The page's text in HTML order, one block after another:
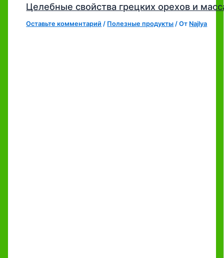
Целебные свойства грецких орехов и
Оставьте комментарий / Полезные продукты / От Najlya